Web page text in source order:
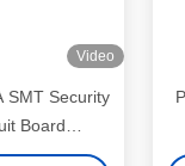
Video
SMT Security
Board